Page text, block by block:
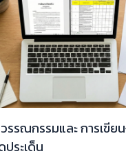
รรณกรรมและ การเขีย
ประเด็น